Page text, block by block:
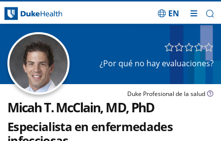
EN
¿Por qué no hay evaluaciones?
Duke Profesional de la salud
Micah T. McClain, MD, PhD
Especialista en enfermedades